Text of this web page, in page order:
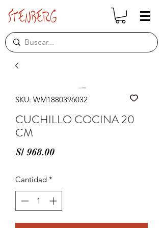
SKU: WM1880396032
CUCHILLO COCINA 20
CM
S/ 968.00Precio
Cantidad *